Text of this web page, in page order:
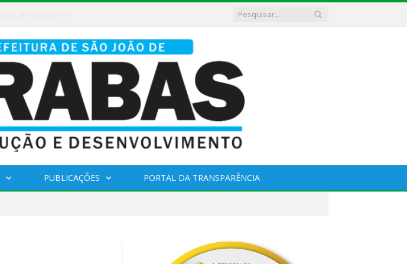
PUBLICAÇÕES PORTAL DA TRANSPARÊNCIA